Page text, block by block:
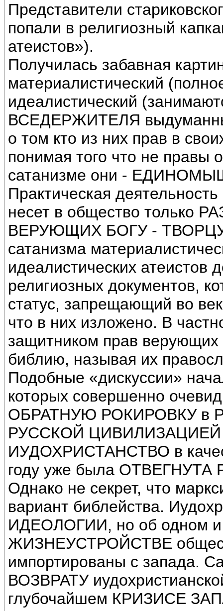
Представители
попали в религиозный
атеистов»).
Получилась забавная
материалистический
идеалистический
ВСЕДЕРЖИТЕЛЯ
о том кто из них прав в
понимая того что не правы
сатанизме они -
Практическая
несет в общество только
ВЕРУЮЩИХ БОГУ -
сатанизма
идеалистических атеистов
религиозных документов,
статус, запрещающий во
что в них изложено. В
защитником прав верующих
библию, называя их
Подобные «дискуссии»
которых совершенно
ОБРАТНУЮ РОКИРОВКУ в
РУССКОЙ
ИУДОХРИСТАНСТВО в
году уже была
Однако не секрет, что
вариант библейства.
ИДЕОЛОГИИ, но об одном
ЖИЗНЕУСТРОЙСТВЕ
импортированы с запада.
ВОЗВРАТУ
глубочайшем КРИЗИСЕ